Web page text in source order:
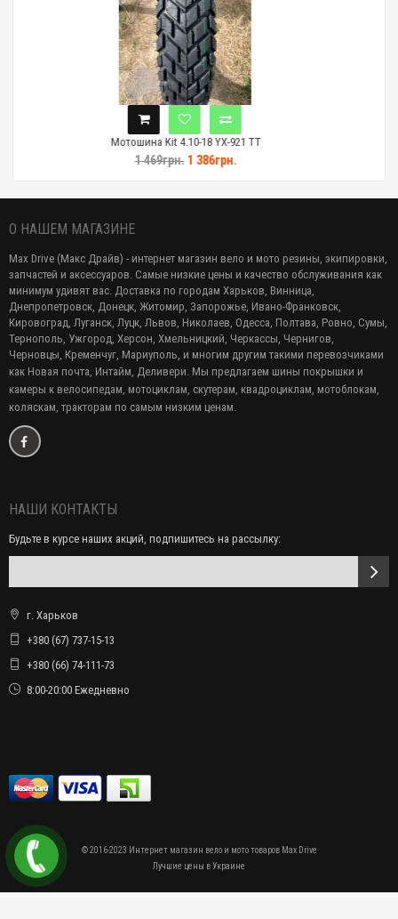
Kit 4.10-18 YX-921 TT
О НАШЕМ МАГАЗИНЕ
Max Drive (Макс Драйв) - интернет магазин вело и мото резины, экипировки,
запчастей и аксессуаров. Самые низкие цены и качество обслуживания как
минимум удивят вас. Доставка по городам Харьков, Винница,
Днепропетровск, Донецк, Житомир, Запорожье, Ивано-Франковск,
Кировоград, Луганск, Луцк, Львов, Николаев, Одесса, Полтава, Ровно, Сумы,
Тернополь, Ужгород, Херсон, Хмельницкий, Черкассы, Чернигов,
Черновцы, Кременчуг, Мариуполь, и многим другим такими перевозчиками
как Новая почта, Интайм, Деливери. Мы предлагаем шины покрышки и
камеры к велосипедам, мотоциклам, скутерам, квадроциклам, мотоблокам,
коляскам, тракторам по самым низким ценам.
НАШИ КОНТАКТЫ
Будьте в курсе наших акций, подпишитесь на рассылку:
г. Харьков
+380 (67) 737-15-13
+380 (66) 74-111-73
8:00-20:00 Ежедневно
© 2016-2023 Интернет магазин вело и мото товаров Max Drive
Лучшие цены в Украине